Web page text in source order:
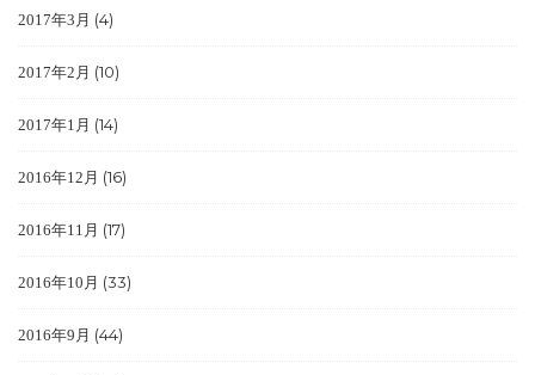
2017年3月 (4)
2017年2月 (10)
2017年1月 (14)
2016年12月 (16)
2016年11月 (17)
2016年10月 (33)
2016年9月 (44)